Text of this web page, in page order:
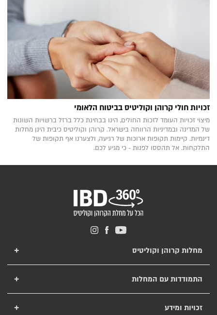
זכויות חולי קרוהן וקוליטיס בביטוח הלאומי
מיצוי זכויות העומד לזכות החולים, הינו בבחינת כלל ברזל ברשויות השונות
של המדינה ובמדיניות הרווחה בישראל. קרוהן וקוליטיס כיבית הינן מחלות
דינמיות. קיימות תקופות ארוכות של רגיעה, ולצערנו אף תקופות של
התלקחות. אל תהססו לפנות - כי מגיע לכם.
מחלות קרוהן וקוליטיס
מחלת קרוהן
מחלת קוליטיס כיבית
התמודדות עם המחלות
תזונה לחולי קרוהן וקוליטיס
רפואה משלימה ומחלות מעי דלקתיות
זכויות ומידע